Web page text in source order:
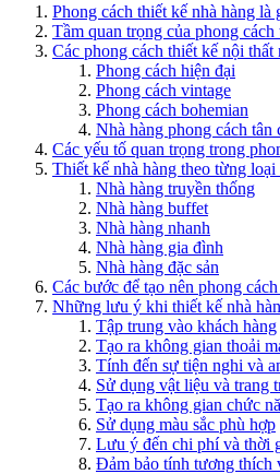
Phong cách thiết kế nhà hàng là
Tầm quan trọng của phong
Các phong cách thiết kế nội
Phong cách hiện đại
Phong cách vintage
Phong cách bohemian
Nhà hàng phong cách tân
Các yếu tố quan trọng trong
Thiết kế nhà hàng theo từng
Nhà hàng truyền thống
Nhà hàng buffet
Nhà hàng nhanh
Nhà hàng gia đình
Nhà hàng đặc sản
Các bước để tạo nên phong
Những lưu ý khi thiết kế nhà
Tập trung vào khách hàng
Tạo ra không gian thoải
Tính đến sự tiện nghi và
Sử dụng vật liệu và trang
Tạo ra không gian chức
Sử dụng màu sắc phù hợp
Lưu ý đến chi phí và thời
Đảm bảo tính tương thích